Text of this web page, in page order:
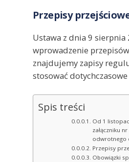
Przepisy
Ustawa z dnia 9
wprowadzenie
znajdujemy zapisy
stosować
Spis treści
Od 1
załączniku
odwrotnego
Przepisy
Obowiązki